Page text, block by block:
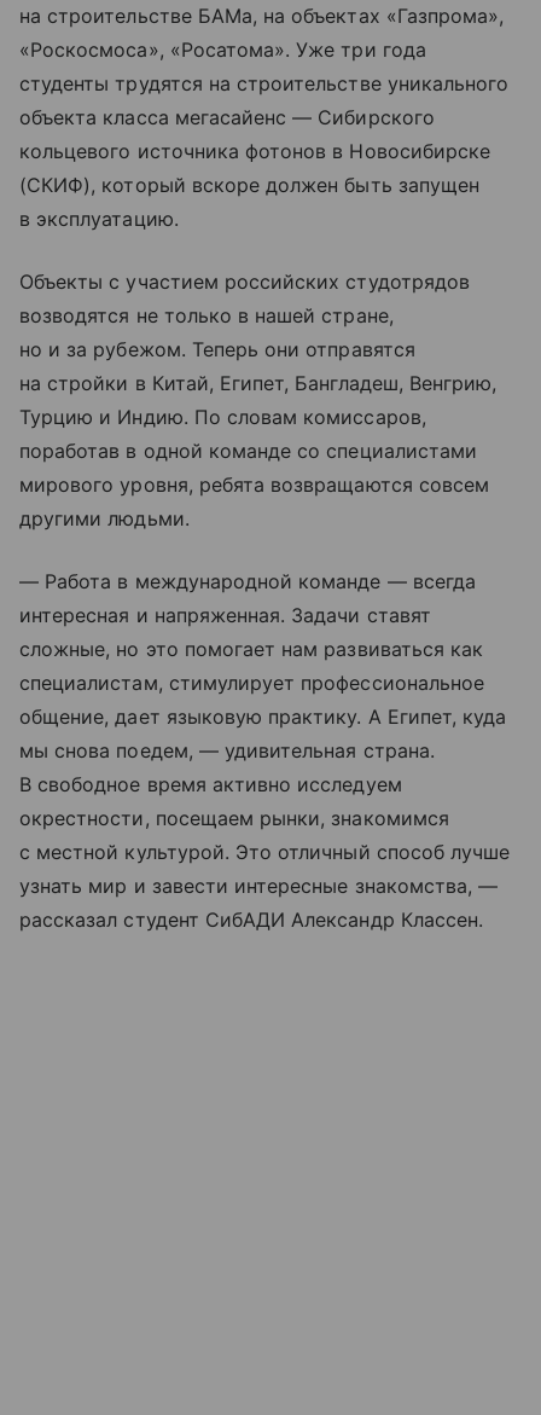
на строительстве БАМа, на объектах «Газпрома»,
«Роскосмоса», «Росатома». Уже три года
студенты трудятся на строительстве уникального
объекта класса мегасайенс — Сибирского
кольцевого источника фотонов в Новосибирске
(СКИФ), который вскоре должен быть запущен
в эксплуатацию.
Объекты с участием российских студотрядов
возводятся не только в нашей стране,
но и за рубежом. Теперь они отправятся
на стройки в Китай, Египет, Бангладеш, Венгрию,
Турцию и Индию. По словам комиссаров,
поработав в одной команде со специалистами
мирового уровня, ребята возвращаются совсем
другими людьми.
— Работа в международной команде — всегда
интересная и напряженная. Задачи ставят
сложные, но это помогает нам развиваться как
специалистам, стимулирует профессиональное
общение, дает языковую практику. А Египет, куда
мы снова поедем, — удивительная страна.
В свободное время активно исследуем
окрестности, посещаем рынки, знакомимся
с местной культурой. Это отличный способ лучше
узнать мир и завести интересные знакомства, —
рассказал студент СибАДИ Александр Классен.